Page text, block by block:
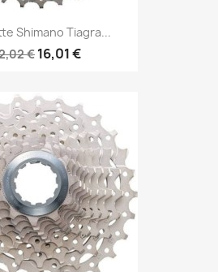
Shimano Tiagra...
€ 16,01 €